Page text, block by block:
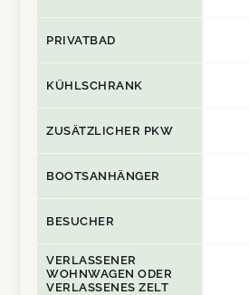
PRIVATBAD
KÜHLSCHRANK
ZUSÄTZLICHER PKW
BOOTSANHÄNGER
BESUCHER
VERLASSENER
WOHNWAGEN ODER
VERLASSENES ZELT